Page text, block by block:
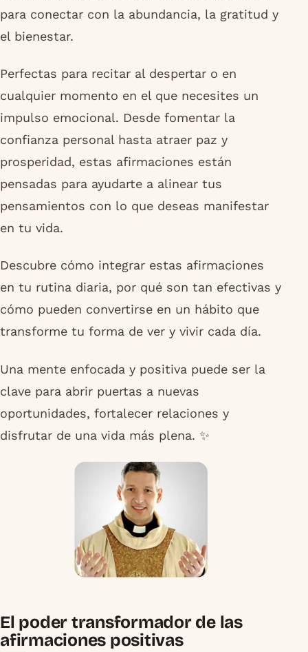
para conectar con la abundancia, la gratitud y
el bienestar.
Perfectas para recitar al despertar o en
cualquier momento en el que necesites un
impulso emocional. Desde fomentar la
confianza personal hasta atraer paz y
prosperidad, estas afirmaciones están
pensadas para ayudarte a alinear tus
pensamientos con lo que deseas manifestar
en tu vida.
Descubre cómo integrar estas afirmaciones
en tu rutina diaria, por qué son tan efectivas y
cómo pueden convertirse en un hábito que
transforme tu forma de ver y vivir cada día.
Una mente enfocada y positiva puede ser la
clave para abrir puertas a nuevas
oportunidades, fortalecer relaciones y
disfrutar de una vida más plena. ✨
El poder transformador de las
afirmaciones positivas